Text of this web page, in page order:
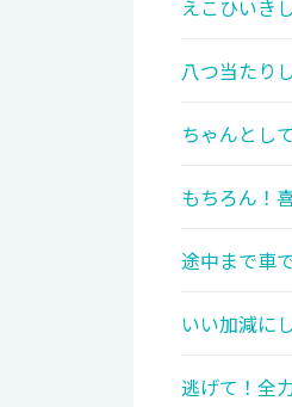
えこひいき
八つ当たり
ちゃんとし
もちろん！
途中まで車
いい加減に
逃げて！全